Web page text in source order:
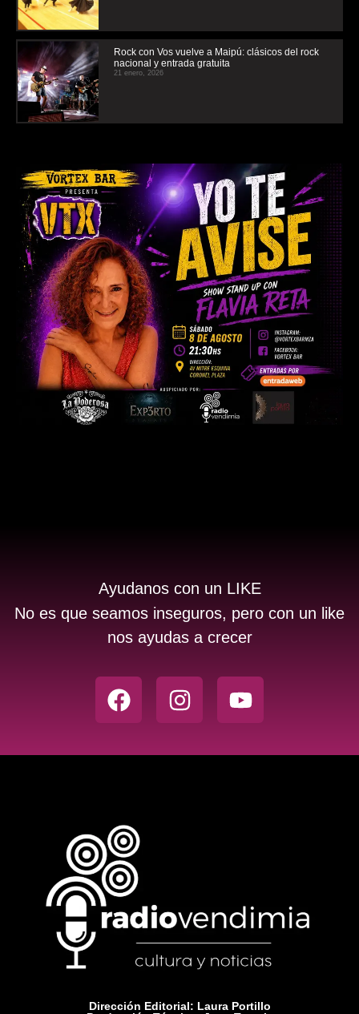
Rock con Vos vuelve a Maipú: clásicos del rock
nacional y entrada gratuita
21 enero, 2026
Ayudanos con un LIKE
No es que seamos inseguros, pero con un like
nos ayudas a crecer
Dirección Editorial: Laura Portillo